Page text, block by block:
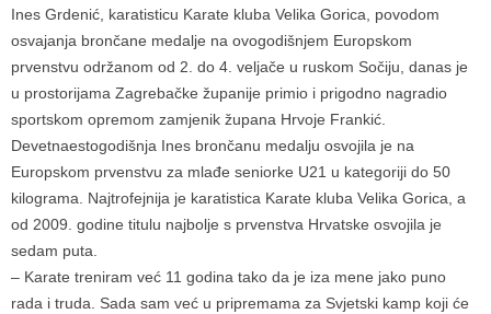
Ines Grdenić, karatisticu Karate kluba Velika Gorica, povodom
osvajanja brončane medalje na ovogodišnjem Europskom
prvenstvu održanom od 2. do 4. veljače u ruskom Sočiju, danas je
u prostorijama Zagrebačke županije primio i prigodno nagradio
sportskom opremom zamjenik župana Hrvoje Frankić.
Devetnaestogodišnja Ines brončanu medalju osvojila je na
Europskom prvenstvu za mlađe seniorke U21 u kategoriji do 50
kilograma. Najtrofejnija je karatistica Karate kluba Velika Gorica, a
od 2009. godine titulu najbolje s prvenstva Hrvatske osvojila je
sedam puta.
– Karate treniram već 11 godina tako da je iza mene jako puno
rada i truda. Sada sam već u pripremama za Svjetski kamp koji će